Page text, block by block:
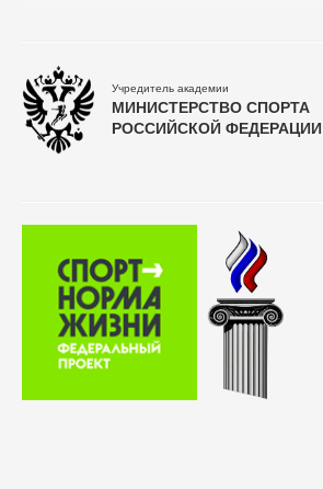
Учредитель академии
МИНИСТЕРСТВО СПОРТА
РОССИЙСКОЙ ФЕДЕРАЦИИ